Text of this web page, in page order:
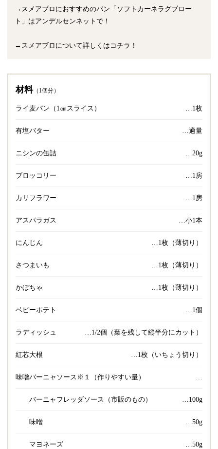
→スメアブロにおすすめのパン「ソフトカーネラグブロー
ト」はアンデルセンネットで！
→スメアブロについて詳しくはコチラ！
材料（1個分）
ライ麦パン（1㎝スライス） …1枚
有塩バター …適量
ニシンの缶詰 …20g
ブロッコリー …1房
カリフラワー …1房
アスパラガス …小1本
にんじん …1枚（薄切り）
さつまいも …1枚（薄切り）
かぼちゃ …1枚（薄切り）
ベビーポテト …1個
ラディッシュ …1/2個（葉を残して縦半分にカット）
紅芯大根 …1枚（いちょう切り）
味噌バーニャソース※１（作りやすい量） …
バーニャフレッダソース（市販のもの） …100g
味噌 …50g
マヨネーズ …50g